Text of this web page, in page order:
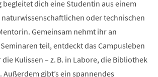
begleitet dich eine Studentin aus einem
oder technischen
Gemeinsam nehmt ihr an
teil, entdeckt das Campusleben
Kulissen – z. B. in Labore, die Bibliothek
gibt’s ein spannendes